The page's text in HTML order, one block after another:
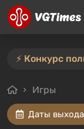
Игры
Даты выхода